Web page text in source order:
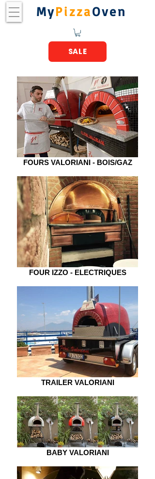
MyPizzaOven
SALE
FOURS VALORIANI - BOIS/GAZ
FOUR IZZO - ELECTRIQUES
TRAILER VALORIANI
BABY VALORIANI